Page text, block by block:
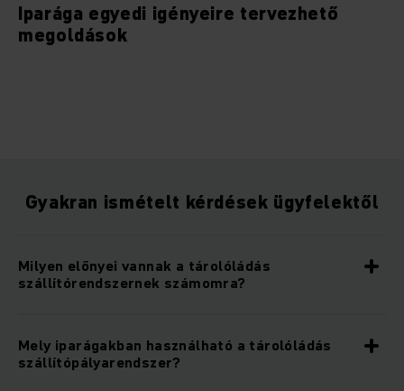
Iparága egyedi igényeire tervezhető
megoldások
Gyakran ismételt kérdések ügyfelektől
Milyen előnyei vannak a tárolóládás
szállítórendszernek számomra?
Mely iparágakban használható a tárolóládás
szállítópályarendszer?